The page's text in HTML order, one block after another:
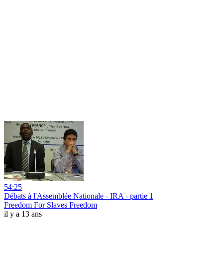
54:25
Débats à l'Assemblée Nationale - IRA - partie 1
Freedom For Slaves Freedom
il y a 13 ans